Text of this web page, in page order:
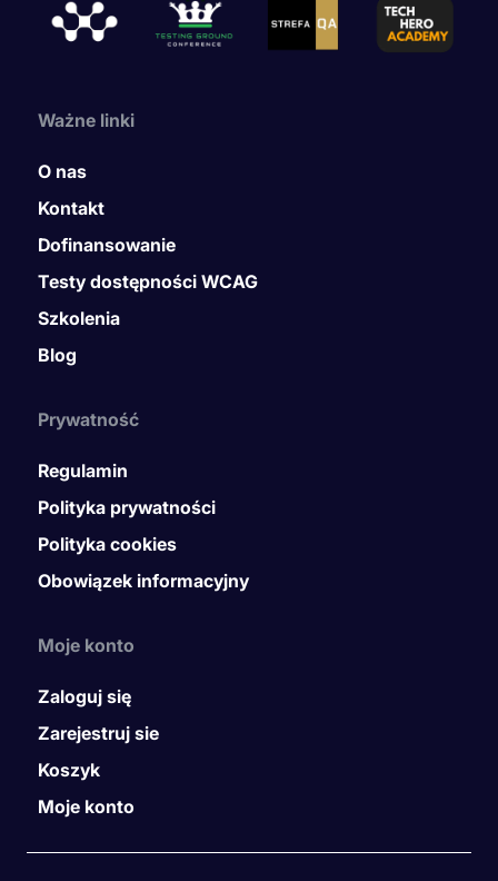
Ważne linki
O nas
Kontakt
Dofinansowanie
Testy dostępności WCAG
Szkolenia
Blog
Prywatność
Regulamin
Polityka prywatności
Polityka cookies
Obowiązek informacyjny
Moje konto
Zaloguj się
Zarejestruj sie
Koszyk
Moje konto